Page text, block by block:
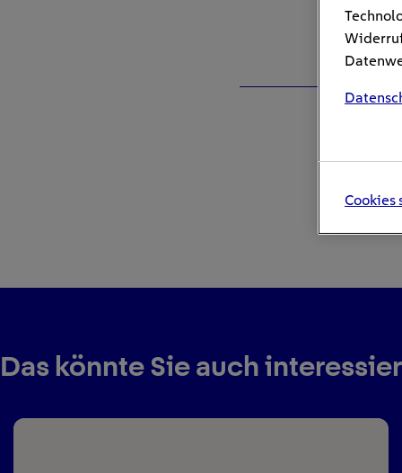
Das könnte Sie auch
Cookies